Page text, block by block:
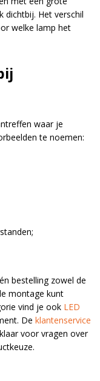
dichtbij. Het verschil
welke lamp het
waar je
te noemen:
bestelling zowel de
montage kunt
vind je ook LED
De klantenservice
voor vragen over